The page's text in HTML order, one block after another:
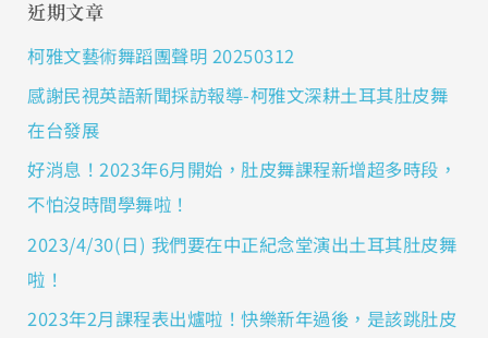
近期文章
柯雅文藝術舞蹈團聲明 20250312
感謝民視英語新聞採訪報導-柯雅文深耕土耳其肚皮舞
在台發展
好消息！2023年6月開始，肚皮舞課程新增超多時段，
不怕沒時間學舞啦！
2023/4/30(日) 我們要在中正紀念堂演出土耳其肚皮舞
啦！
2023年2月課程表出爐啦！快樂新年過後，是該跳肚皮